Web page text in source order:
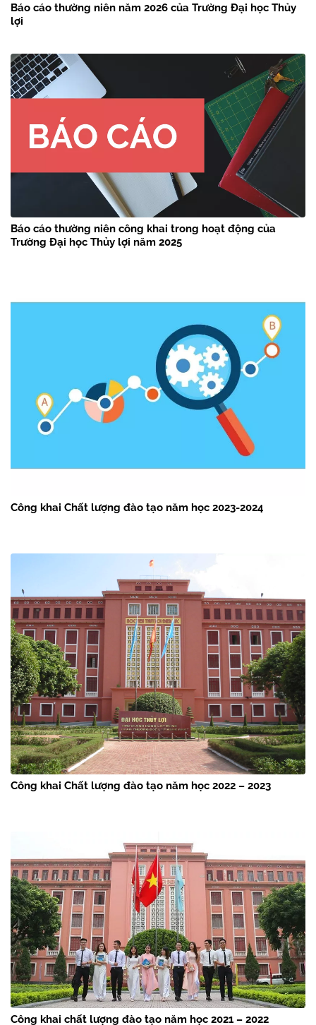
Báo cáo thường niên năm 2026 của Trường Đại học Thủy
lợi
Báo cáo thường niên công khai trong hoạt động của
Trường Đại học Thủy lợi năm 2025
Công khai Chất lượng đào tạo năm học 2023-2024
Công khai Chất lượng đào tạo năm học 2022 – 2023
Công khai chất lượng đào tạo năm học 2021 – 2022